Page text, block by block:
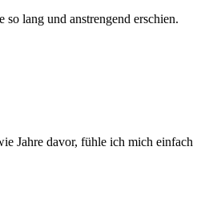
lang und anstrengend erschien.
Jahre davor, fühle ich mich einfach